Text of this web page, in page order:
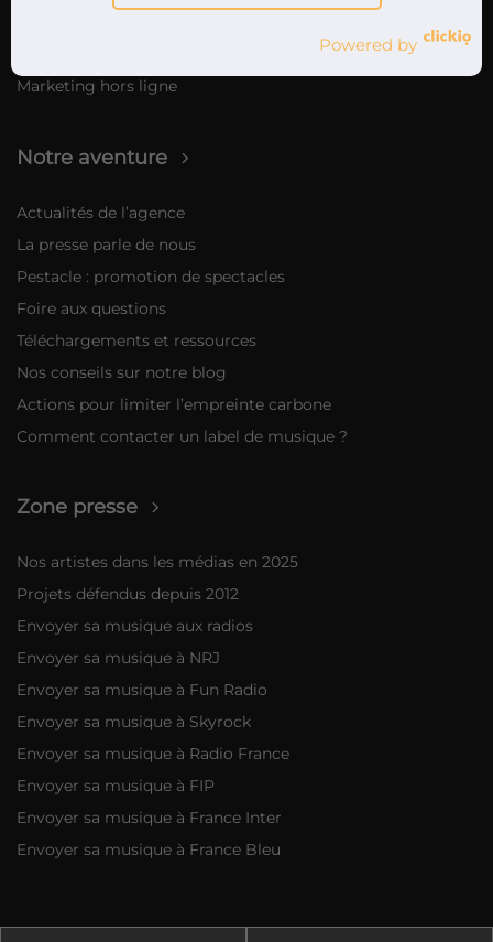
Marketing hors ligne
Notre aventure
Actualités de l’agence
La presse parle de nous
Pestacle : promotion de spectacles
Foire aux questions
Téléchargements et ressources
Nos conseils sur notre blog
Actions pour limiter l’empreinte carbone
Comment contacter un label de musique ?
Zone presse
Nos artistes dans les médias en 2025
Projets défendus depuis 2012
Envoyer sa musique aux radios
Envoyer sa musique à NRJ
Envoyer sa musique à Fun Radio
Envoyer sa musique à Skyrock
Envoyer sa musique à Radio France
Envoyer sa musique à FIP
Envoyer sa musique à France Inter
Envoyer sa musique à France Bleu
Powered by